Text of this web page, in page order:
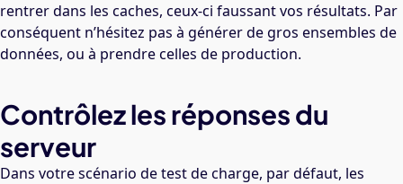
rentrer dans les caches, ceux-ci faussant vos résultats. Par
conséquent n’hésitez pas à générer de gros ensembles de
données, ou à prendre celles de production.
Contrôlez les réponses du
serveur
Dans votre scénario de test de charge, par défaut, les